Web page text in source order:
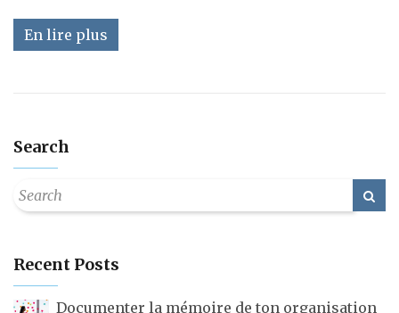
En lire plus
Search
Recent Posts
Documenter la mémoire de ton organisation